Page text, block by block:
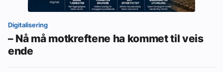
Digitalisering
– Nå må motkreftene ha kommet til veis
ende